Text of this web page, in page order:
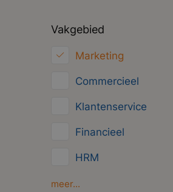
Vakgebied
Marketing
Commercieel
Klantenservice
Financieel
HRM
Inkoop/Logistiek
meer...